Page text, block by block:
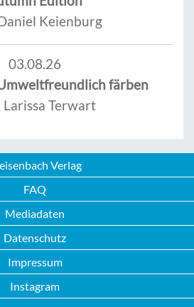
Keienburg
03.08.26
färben
Terwart
Verlag
FAQ
Mediadaten
Datenschutz
Impressum
Instagram